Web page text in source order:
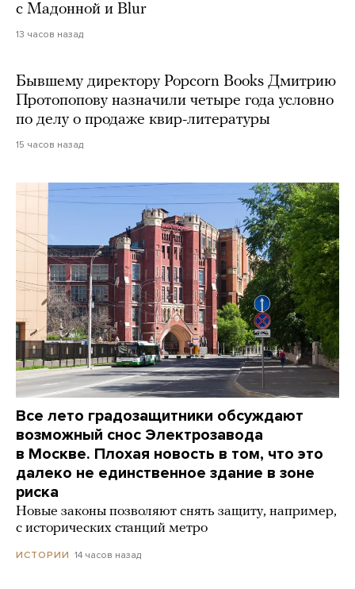
с Мадонной и Blur
13 часов назад
Бывшему директору Popcorn Books Дмитрию
Протопопову назначили четыре года условно
по делу о продаже квир-литературы
15 часов назад
Все лето градозащитники обсуждают
возможный снос Электрозавода
в Москве. Плохая новость в том, что это
далеко не единственное здание в зоне
риска
Новые законы позволяют снять защиту, например,
с исторических станций метро
ИСТОРИИ 14 часов назад